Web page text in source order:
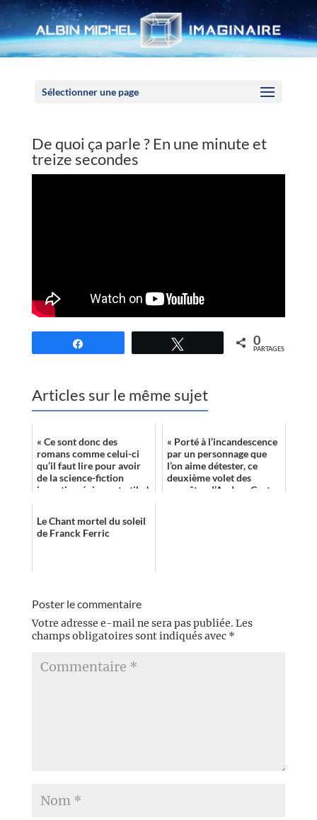
Sélectionner une page
De quoi ça parle ? En une minute et
treize secondes
0
PARTAGES
Articles sur le même sujet
« Ce sont donc des
romans comme celui-ci
qu’il faut lire pour avoir
de la science-fiction
inventive, épique et utile !
« Porté à l’incandescence
par un personnage que
l’on aime détester, ce
deuxième volet des
enquêtes d’Andrea Cort
Le Chant mortel du soleil
de Franck Ferric
Poster le commentaire
Votre adresse e-mail ne sera pas publiée. Les
champs obligatoires sont indiqués avec *
Panneau de gestion des cookies